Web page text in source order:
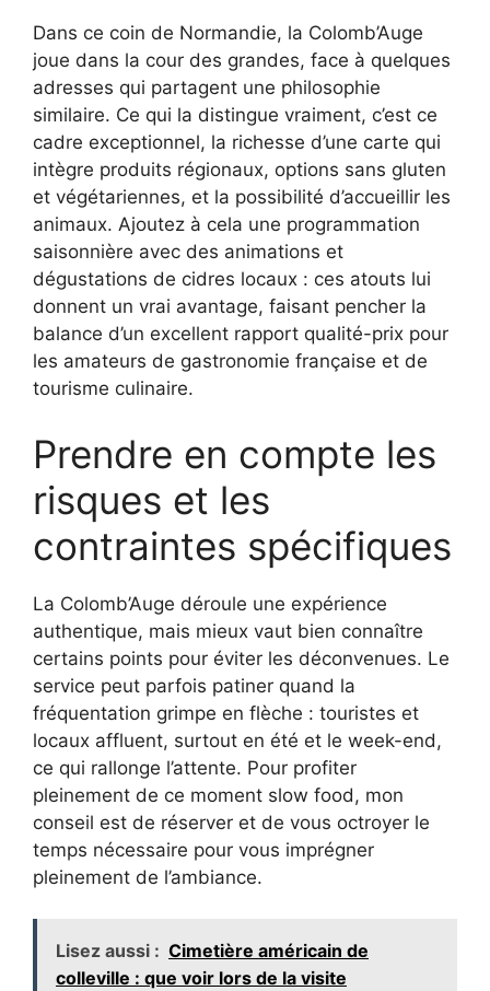
Dans ce coin de Normandie, la Colomb’Auge
joue dans la cour des grandes, face à quelques
adresses qui partagent une philosophie
similaire. Ce qui la distingue vraiment, c’est ce
cadre exceptionnel, la richesse d’une carte qui
intègre produits régionaux, options sans gluten
et végétariennes, et la possibilité d’accueillir les
animaux. Ajoutez à cela une programmation
saisonnière avec des animations et
dégustations de cidres locaux : ces atouts lui
donnent un vrai avantage, faisant pencher la
balance d’un excellent rapport qualité-prix pour
les amateurs de gastronomie française et de
tourisme culinaire.
Prendre en compte les
risques et les
contraintes spécifiques
La Colomb’Auge déroule une expérience
authentique, mais mieux vaut bien connaître
certains points pour éviter les déconvenues. Le
service peut parfois patiner quand la
fréquentation grimpe en flèche : touristes et
locaux affluent, surtout en été et le week-end,
ce qui rallonge l’attente. Pour profiter
pleinement de ce moment slow food, mon
conseil est de réserver et de vous octroyer le
temps nécessaire pour vous imprégner
pleinement de l’ambiance.
Lisez aussi : Cimetière américain de
colleville : que voir lors de la visite